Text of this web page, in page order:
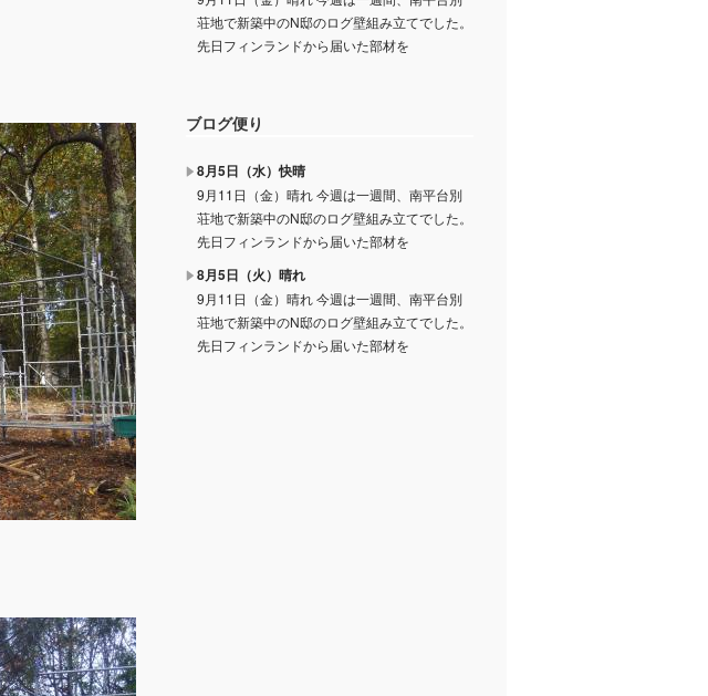
荘地で新築中のN邸のログ壁組み立てでした。
先日フィンランドから届いた部材を
ブログ便り
8月5日（水）快晴
9月11日（金）晴れ 今週は一週間、南平台別
荘地で新築中のN邸のログ壁組み立てでした。
先日フィンランドから届いた部材を
8月5日（火）晴れ
9月11日（金）晴れ 今週は一週間、南平台別
荘地で新築中のN邸のログ壁組み立てでした。
先日フィンランドから届いた部材を